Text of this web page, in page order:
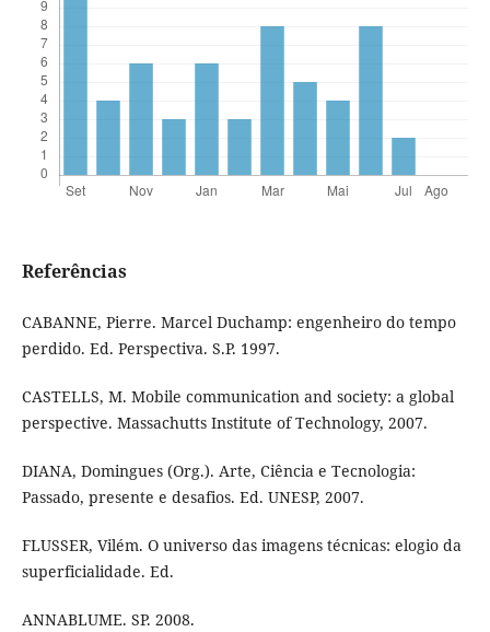
Referências
CABANNE, Pierre. Marcel Duchamp: engenheiro do tempo
perdido. Ed. Perspectiva. S.P. 1997.
CASTELLS, M. Mobile communication and society: a global
perspective. Massachutts Institute of Technology, 2007.
DIANA, Domingues (Org.). Arte, Ciência e Tecnologia:
Passado, presente e desafios. Ed. UNESP, 2007.
FLUSSER, Vilém. O universo das imagens técnicas: elogio da
superficialidade. Ed.
ANNABLUME. SP. 2008.